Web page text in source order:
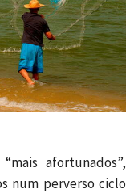
afortunados”,
num perverso ciclo